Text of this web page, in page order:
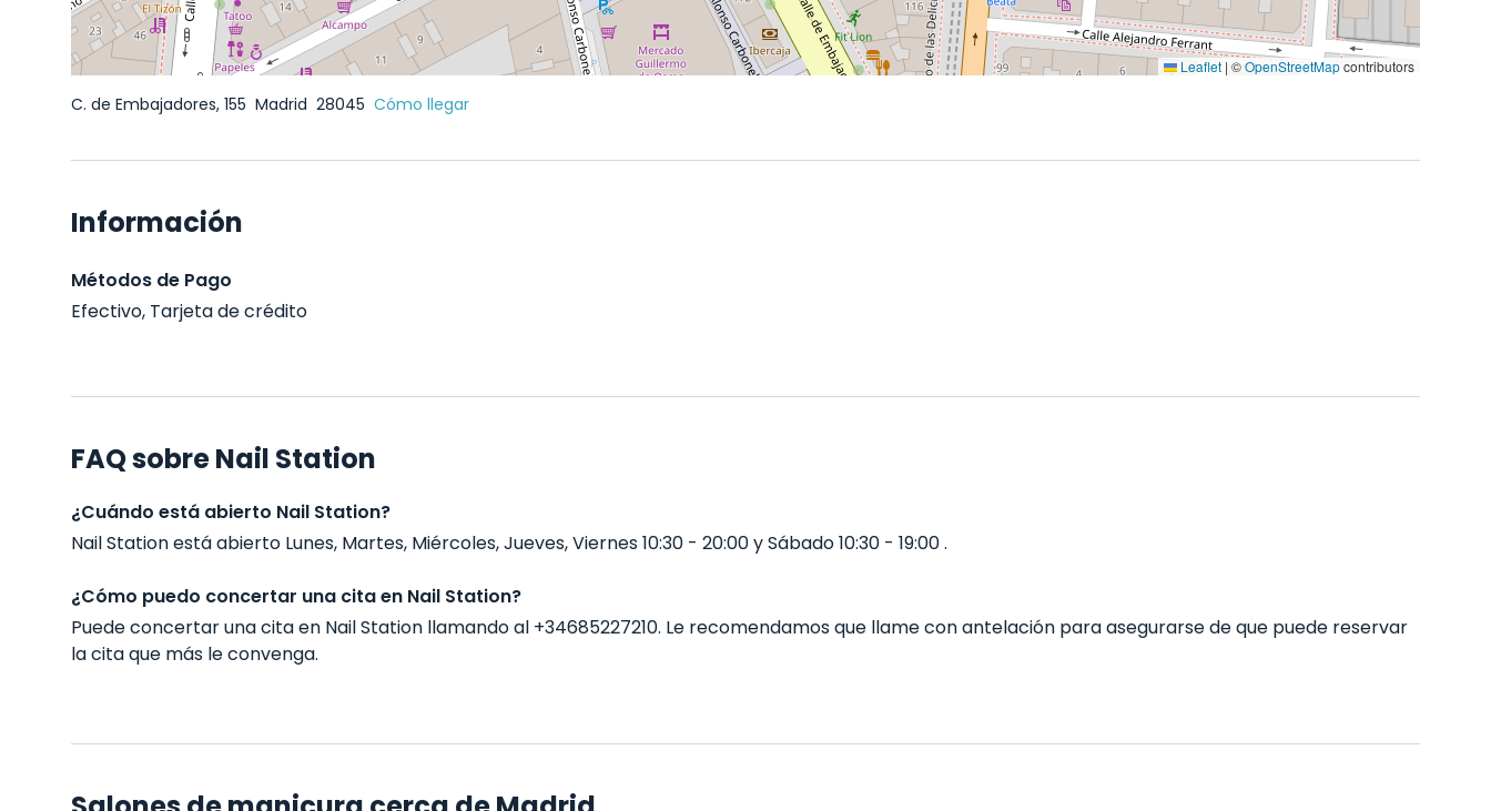
Leaflet | ©OpenStreetMapcontributors
C. de Embajadores, 155 Madrid 28045 Cómo llegar
Información
Métodos de Pago
Efectivo, Tarjeta de crédito
FAQ sobre Nail Station
¿Cuándo está abierto Nail Station?
Nail Station está abierto Lunes, Martes, Miércoles, Jueves, Viernes 10:30 - 20:00 y Sábado 10:30 - 19:00 .
¿Cómo puedo concertar una cita en Nail Station?
Puede concertar una cita en Nail Station llamando al +34685227210. Le recomendamos que llame con antelación para asegurarse de que puede reservar
la cita que más le convenga.